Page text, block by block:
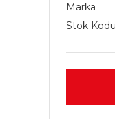
Marka
Stok Kodu